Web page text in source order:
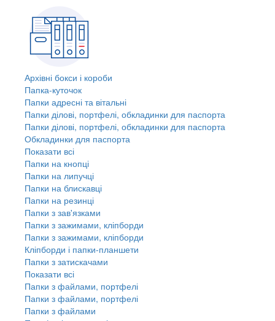
Архівні бокси і короби
Папка-куточок
Папки адресні та вітальні
Папки ділові, портфелі, обкладинки для паспорта
Папки ділові, портфелі, обкладинки для паспорта
Обкладинки для паспорта
Показати всі
Папки на кнопці
Папки на липучці
Папки на блискавці
Папки на резинці
Папки з зав'язками
Папки з зажимами, кліпборди
Папки з зажимами, кліпборди
Кліпборди і папки-планшети
Папки з затискачами
Показати всі
Папки з файлами, портфелі
Папки з файлами, портфелі
Папки з файлами